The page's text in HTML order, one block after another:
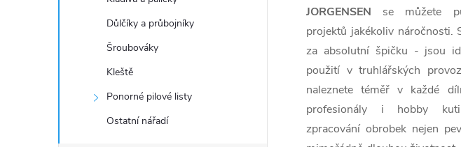
Důlčíky a průbojníky
Šroubováky
Kleště
Ponorné pilové listy
Ostatní nářadí
JORGENSEN se můžete
projektů jakékoliv náročnosti.
za absolutní špičku - jsou
použití v truhlářských
naleznete téměř v každé
profesionály i hobby
zpracování obrobek nejen